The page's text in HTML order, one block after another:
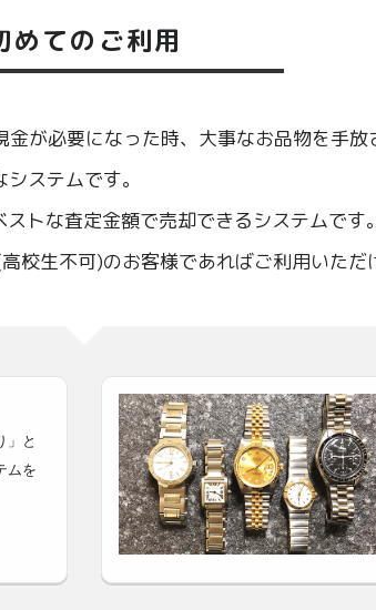
めてのご利用
が必要になった時、大事なお品物を手
ステムです。
トな査定金額で売却できるシステムです。
校生不可)のお客様であればご利用いただ
」と
ムを